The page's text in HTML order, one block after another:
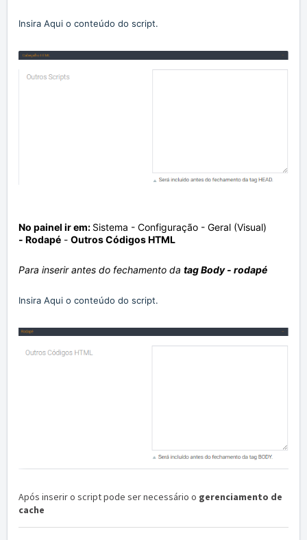
Insira Aqui o conteúdo do script.
No painel ir em: Sistema - Configuração - Geral (Visual)
- Rodapé - Outros Códigos HTML
Para inserir antes do fechamento da tag Body - rodapé
Insira Aqui o conteúdo do script.
Após inserir o script pode ser necessário o gerenciamento de
cache